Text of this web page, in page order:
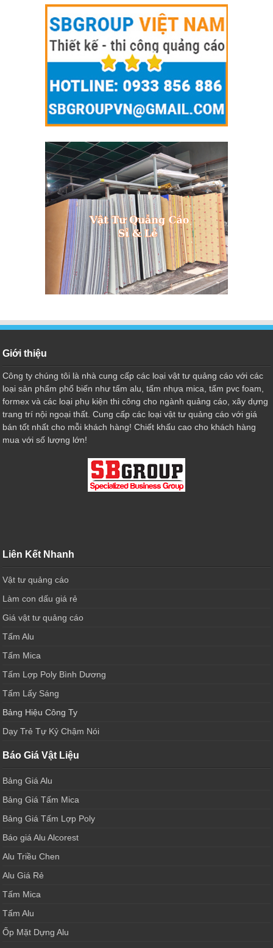
Giới thiệu
Công ty chúng tôi là nhà cung cấp các loại vật tư quảng cáo với các
loại sản phẩm phổ biến như tấm alu, tấm nhựa mica, tấm pvc foam,
formex và các loại phụ kiện thi công cho ngành quảng cáo, xây dựng
trang trí nội ngoại thất. Cung cấp các loại vật tư quảng cáo với giá
bán tốt nhất cho mỗi khách hàng! Chiết khấu cao cho khách hàng
mua với số lượng lớn!
Liên Kết Nhanh
Vật tư quảng cáo
Làm con dấu giá rẻ
Giá vật tư quảng cáo
Tấm Alu
Tấm Mica
Tấm Lợp Poly Bình Dương
Tấm Lấy Sáng
Bảng Hiệu Công Ty
Dạy Trẻ Tự Kỷ Chậm Nói
Báo Giá Vật Liệu
Bảng Giá Alu
Bảng Giá Tấm Mica
Bảng Giá Tấm Lợp Poly
Báo giá Alu Alcorest
Alu Triều Chen
Alu Giá Rẻ
Tấm Mica
Tấm Alu
Ốp Mặt Dựng Alu